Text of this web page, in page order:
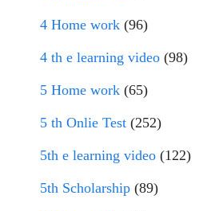
4 Home work (96)
4 th e learning video (98)
5 Home work (65)
5 th Onlie Test (252)
5th e learning video (122)
5th Scholarship (89)